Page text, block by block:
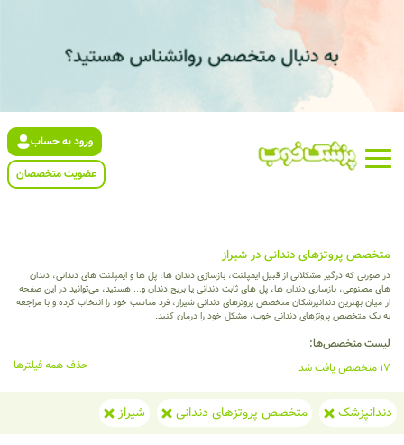
ورود به حساب
عضویت متخصصان
متخصص پروتزهای دندانی در شیراز
در صورتی که درگیر مشکلاتی از قبیل ایمپلنت، بازسازی دندان ها، پل ها و ایمپلنت های دندانی، دندان
های مصنوعی، بازسازی دندان ها، پل های ثابت دندانی یا بریج دندان و... هستید، می‌توانید در این صفحه
از میان بهترین دندانپزشکان متخصص پروتزهای دندانی شیراز، فرد مناسب خود را انتخاب کرده و با مراجعه
به یک متخصص پروتزهای دندانی خوب، مشکل خود را درمان کنید.
لیست متخصص‌ها:
17 متخصص یافت شد
حذف همه فیلترها
دندانپزشک متخصص پروتزهای دندانی شیراز